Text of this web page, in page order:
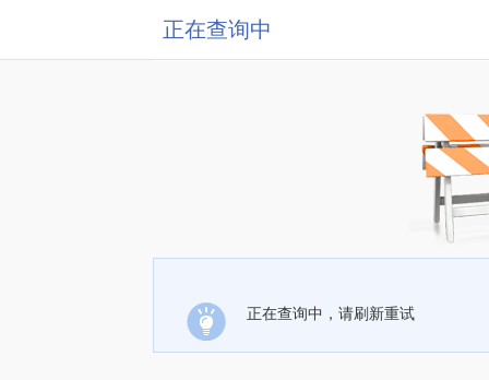
正在查询中
正在查询中，请刷新重试